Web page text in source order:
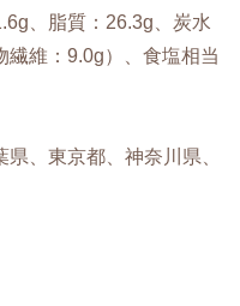
、脂質：26.3g、炭水
繊維：9.0g）、食塩相当
、東京都、神奈川県、